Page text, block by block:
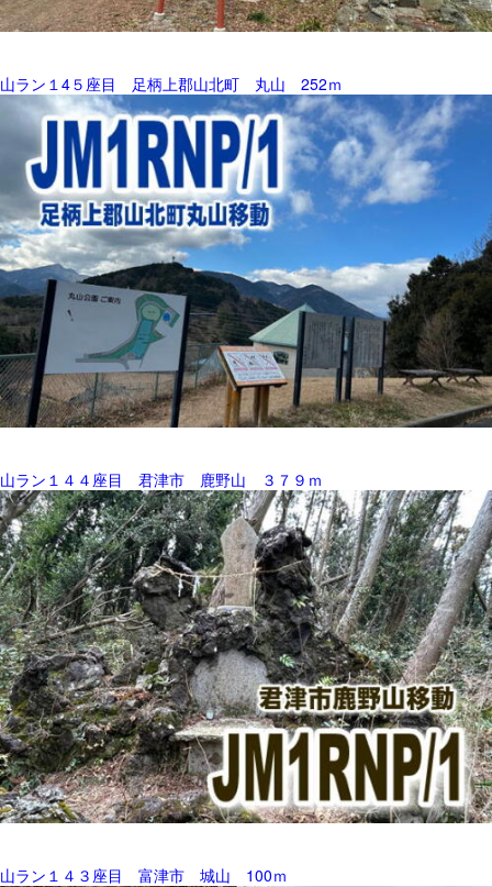
山ラン１4５座目 足柄上郡山北町 丸山 252ｍ
山ラン１４４座目 君津市 鹿野山 ３７９ｍ
山ラン１４３座目 富津市 城山 100ｍ